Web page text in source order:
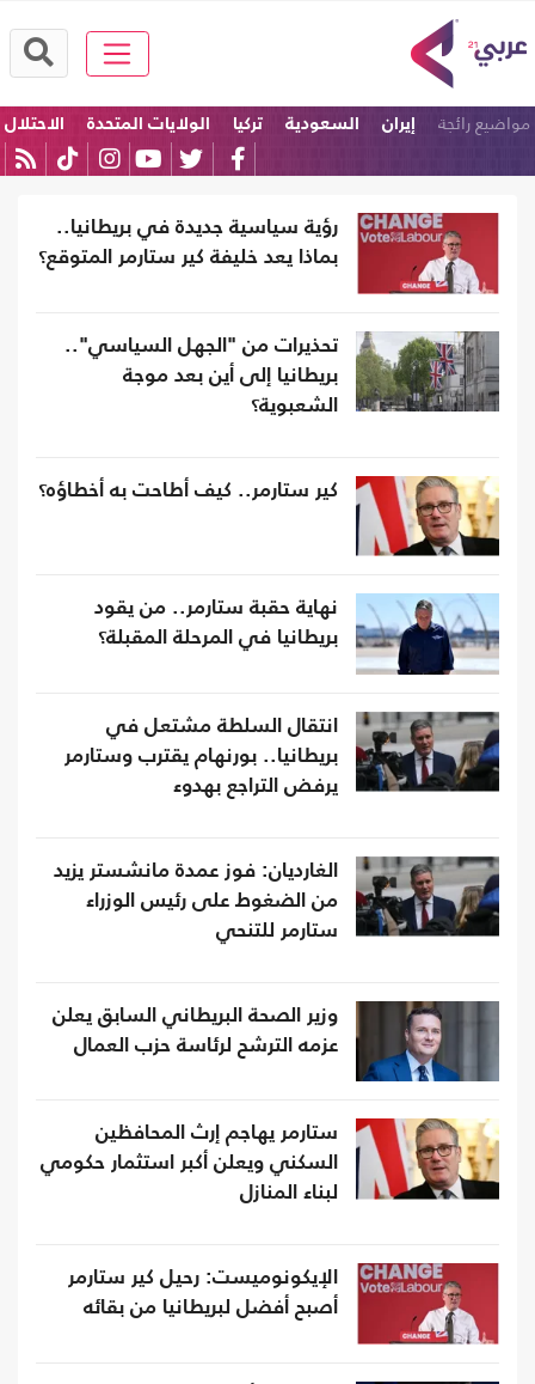
مواضيع رائجة إيران السعودية تركيا الولايات المتحدة
الاحتلال
رؤية سياسية جديدة في بريطانيا..
بماذا يعد خليفة كير ستارمر المتوقع؟
تحذيرات من "الجهل السياسي"..
بريطانيا إلى أين بعد موجة
الشعبوية؟
كير ستارمر.. كيف أطاحت به أخطاؤه؟
نهاية حقبة ستارمر.. من يقود
بريطانيا في المرحلة المقبلة؟
انتقال السلطة مشتعل في
بريطانيا.. بورنهام يقترب وستارمر
يرفض التراجع بهدوء
الغارديان: فوز عمدة مانشستر يزيد
من الضغوط على رئيس الوزراء
ستارمر للتنحي
وزير الصحة البريطاني السابق يعلن
عزمه الترشح لرئاسة حزب العمال
ستارمر يهاجم إرث المحافظين
السكني ويعلن أكبر استثمار حكومي
لبناء المنازل
الإيكونوميست: رحيل كير ستارمر
أصبح أفضل لبريطانيا من بقائه